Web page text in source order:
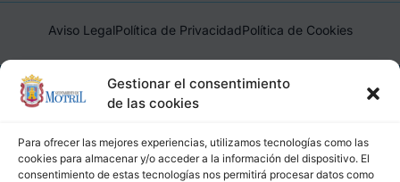
Gestionar el consentimiento
de las cookies
Para ofrecer las mejores experiencias, utilizamos tecnologías como las
cookies para almacenar y/o acceder a la información del dispositivo. El
consentimiento de estas tecnologías nos permitirá procesar datos como
Aviso LegalPolítica de PrivacidadPolítica de Cookies
Ayuntamiento de Motril, Plaza de España, 1, 18600, Motril,
(Granada), CIF: P1814200J, DIR3: L01181400